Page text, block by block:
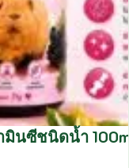
มินซีชนิดน้ำ